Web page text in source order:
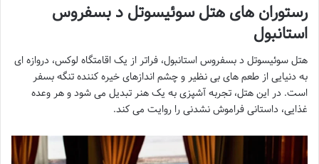
رستوران های هتل سوئیسوتل د بسفروس
استانبول
هتل سوئیسوتل د بسفروس استانبول، فراتر از یک اقامتگاه لوکس، دروازه ای
به دنیایی از طعم های بی نظیر و چشم اندازهای خیره کننده تنگه بسفر
است. در این هتل، تجربه آشپزی به یک هنر تبدیل می شود و هر وعده
غذایی، داستانی فراموش نشدنی را روایت می کند.